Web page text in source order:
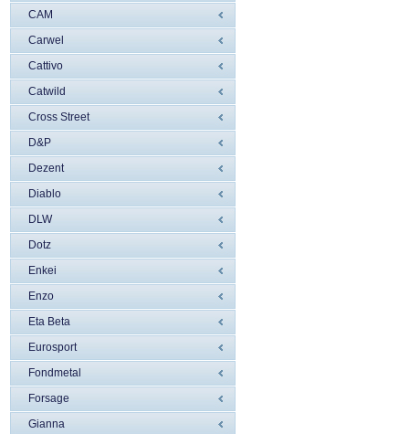
CAM
Carwel
Cattivo
Catwild
Cross Street
D&P
Dezent
Diablo
DLW
Dotz
Enkei
Enzo
Eta Beta
Eurosport
Fondmetal
Forsage
Gianna